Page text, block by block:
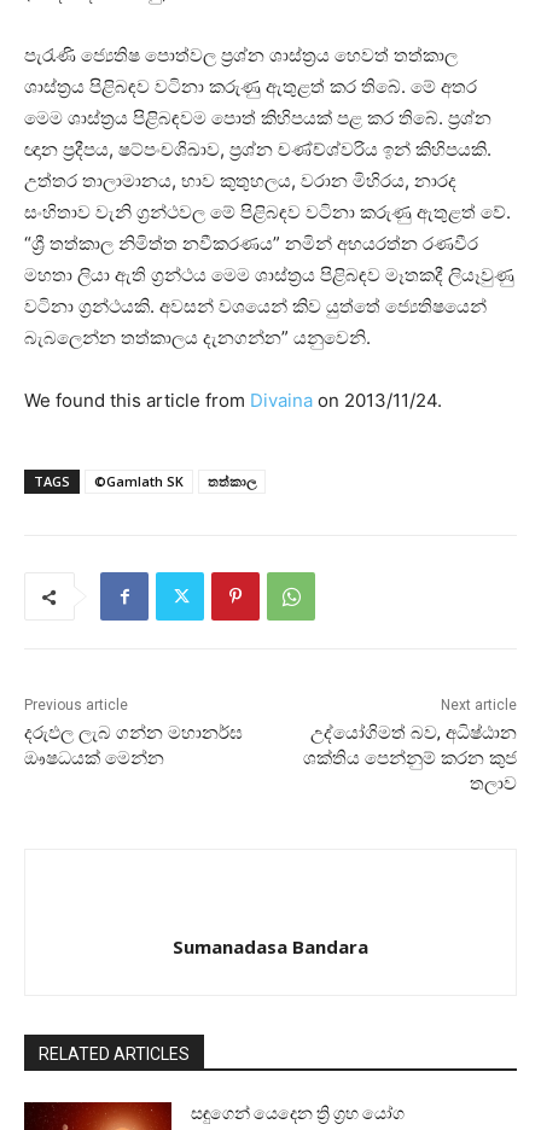
පැරැණි ජ්‍යෙතිෂ පොත්වල ප්‍රශ්න ශාස්‌ත්‍රය හෙවත් තත්කාල
ශාස්‌ත්‍රය පිළිබඳව වටිනා කරුණු ඇතුළත් කර තිබේ. මේ අතර
මෙම ශාස්‌ත්‍රය පිළිබඳවම පොත් කිහිපයක්‌ පළ කර තිබේ. ප්‍රශ්න
ඥාන ප්‍රදීපය, ෂට්‌පංචශිඛාව, ප්‍රශ්න චණ්‌ච්ශ්වරිය ඉන් කිහිපයකි.
උත්තර තාලාමානය, භාව කුතුහලය, වරාන මිහිරය, නාරද
සංහිතාව වැනි ග්‍රන්ථවල මේ පිළිබඳව වටිනා කරුණු ඇතුළත් වේ.
“ශ්‍රී තත්කාල නිමිත්ත නවීකරණය” නමින් අභයරත්න රණවීර
මහතා ලියා ඇති ග්‍රන්ථය මෙම ශාස්‌ත්‍රය පිළිබඳව මෑතකදී ලියෑවුණු
වටිනා ග්‍රන්ථයකි. අවසන් වශයෙන් කිව යුත්තේ ජ්‍යෙතිෂයෙන්
බැබලෙන්න තත්කාලය දැනගන්න” යනුවෙනි.
We found this article from Divaina on 2013/11/24.
TAGS ©Gamlath SK තත්කාල
Previous article
දරුඵල ලැබ ගන්න මහානර්ඝ
ඖෂධයක්‌ මෙන්න
Next article
උද්යෝගිමත් බව, අධිෂ්ඨාන
ශක්‌තිය පෙන්නුම් කරන කුජ
තලාව
Sumanadasa Bandara
RELATED ARTICLES
සඳුගෙන් යෙදෙන ත්‍රි ග්‍රහ යෝග